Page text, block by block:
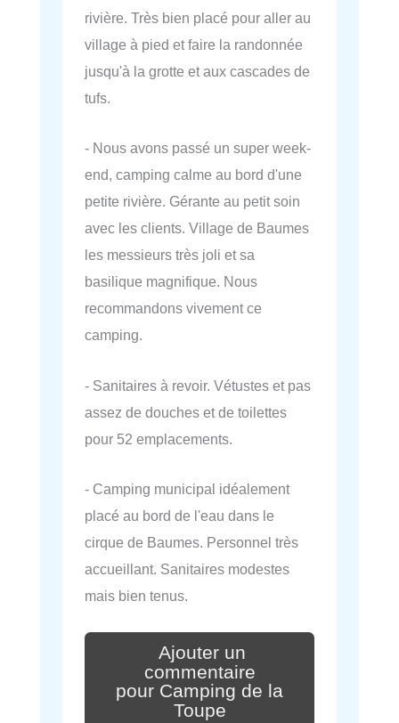
rivière. Très bien placé pour aller au
village à pied et faire la randonnée
jusqu'à la grotte et aux cascades de
tufs.
- Nous avons passé un super week-
end, camping calme au bord d'une
petite rivière. Gérante au petit soin
avec les clients. Village de Baumes
les messieurs très joli et sa
basilique magnifique. Nous
recommandons vivement ce
camping.
- Sanitaires à revoir. Vétustes et pas
assez de douches et de toilettes
pour 52 emplacements.
- Camping municipal idéalement
placé au bord de l'eau dans le
cirque de Baumes. Personnel très
accueillant. Sanitaires modestes
mais bien tenus.
Ajouter un
commentaire
pour Camping de la
Toupe